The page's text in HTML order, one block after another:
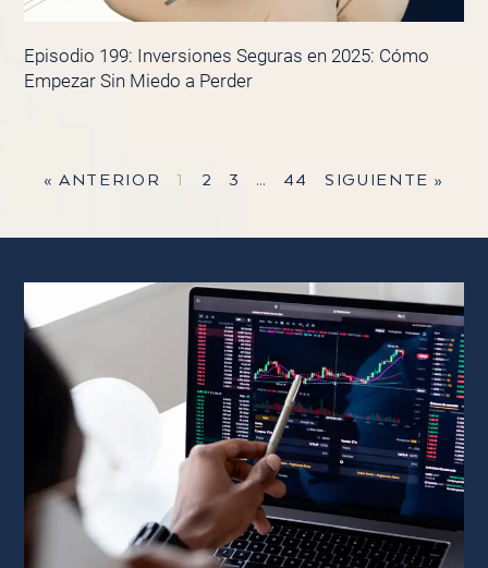
Episodio 199: Inversiones Seguras en 2025: Cómo
Empezar Sin Miedo a Perder
« ANTERIOR 1 2 3 … 44 SIGUIENTE »